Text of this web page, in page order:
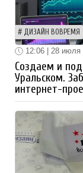
ДИЗАЙН ВОВРЕМЯ
12:06 | 28 июля
Создаем и
Уральском.
интернет-